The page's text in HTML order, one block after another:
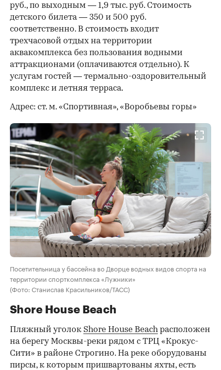
руб., по выходным — 1,9 тыс. руб. Стоимость
детского билета — 350 и 500 руб.
соответственно. В стоимость входит
трехчасовой отдых на территории
аквакомплекса без пользования водными
аттракционами (оплачиваются отдельно). К
услугам гостей — термально-оздоровительный
комплекс и летняя терраса.
Адрес: ст. м. «Спортивная», «Воробьевы горы»
Посетительница у бассейна во Дворце водных видов спорта на
территории спорткомплекса «Лужники»
(Фото: Станислав Красильников/ТАСС)
Shore House Beach
Пляжный уголок Shore House Beach расположен
на берегу Москвы-реки рядом с ТРЦ «Крокус-
Сити» в районе Строгино. На реке оборудованы
пирсы, к которым пришвартованы яхты, есть